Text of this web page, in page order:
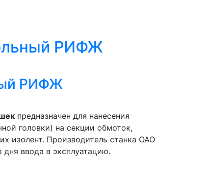
РИФЖ
РИФЖ
предназначен для нанесения
головки) на секции обмоток,
изолент. Производитель станка ОАО
ввода в эксплуатацию.